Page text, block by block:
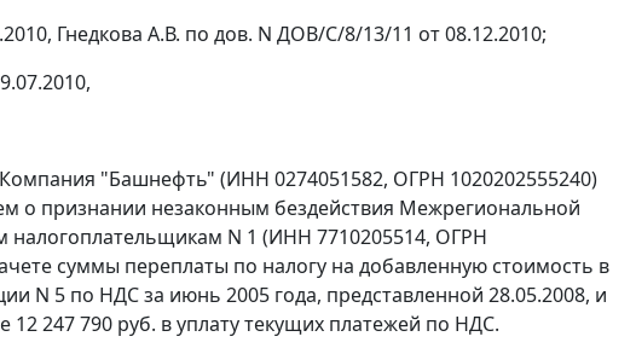
Гнедкова А.В. по дов. N ДОВ/С/8/13/11 от 08.12.2010;
"Башнефть" (ИНН 0274051582, ОГРН 1020202555240)
о признании незаконным бездействия Межрегиональной
N 1 (ИНН 7710205514, ОГРН
суммы переплаты по налогу на добавленную стоимость в
N 5 по НДС за июнь 2005 года, представленной 28.05.2008, и
247 790 руб. в уплату текущих платежей по НДС.